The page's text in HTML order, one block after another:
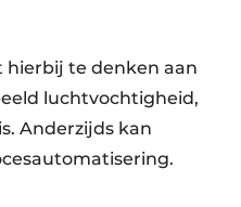
hierbij te denken aan
luchtvochtigheid,
Anderzijds kan